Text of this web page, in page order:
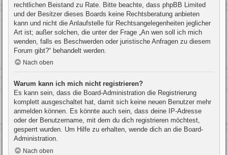
rechtlichen Beistand zu Rate. Bitte beachte, dass phpBB Limited
und der Besitzer dieses Boards keine Rechtsberatung anbieten
kann und nicht die Anlaufstelle für Rechtsangelegenheiten jeglicher
Art ist; außer solchen, die unter der Frage „An wen soll ich mich
wenden, falls es Beschwerden oder juristische Anfragen zu diesem
Forum gibt?“ behandelt werden.
Nach oben
Warum kann ich mich nicht registrieren?
Es kann sein, dass die Board-Administration die Registrierung
komplett ausgeschaltet hat, damit sich keine neuen Benutzer mehr
anmelden können. Es könnte auch sein, dass deine IP-Adresse
oder der Benutzername, mit dem du dich registrieren möchtest,
gesperrt wurden. Um Hilfe zu erhalten, wende dich an die Board-
Administration.
Nach oben